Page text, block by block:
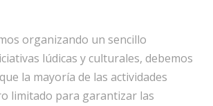
organizando un sencillo
lúdicas y culturales, debemos
la mayoría de las actividades
limitado para garantizar las